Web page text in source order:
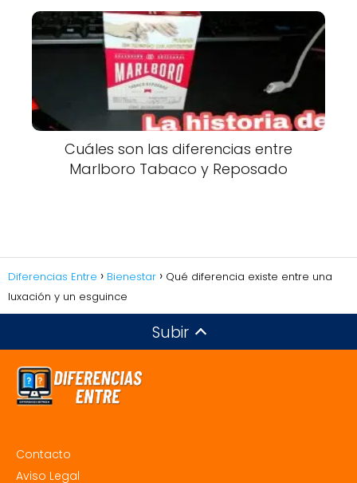
Cuáles son las diferencias entre
Marlboro Tabaco y Reposado
Diferencias Entre Bienestar
Qué diferencia existe entre una
luxación y un esguince
Subir
Contacto
Aviso Legal